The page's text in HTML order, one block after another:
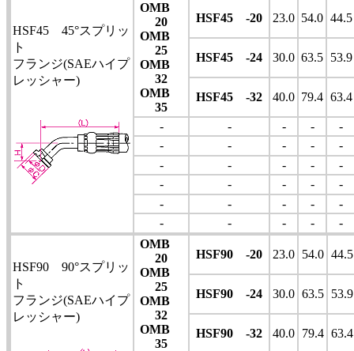
HSF45 45°スプリッ
ト
フランジ(SAEハイプ
レッシャー)
OMB
20
OMB
25
OMB
32
OMB
35
HSF45 -20 23.0 54.0 44.5
HSF45 -24 30.0 63.5 53.9
HSF45 -32 40.0 79.4 63.4
- - - -
-
-
- - -
-
-
- - -
-
-
- - -
-
-
- - -
-
-
- - - -
HSF90 90°スプリッ
ト
フランジ(SAEハイプ
レッシャー)
OMB
20
OMB
25
OMB
32
OMB
35
HSF90 -20 23.0 54.0 44.5
HSF90 -24 30.0 63.5 53.9
HSF90 -32 40.0 79.4 63.4